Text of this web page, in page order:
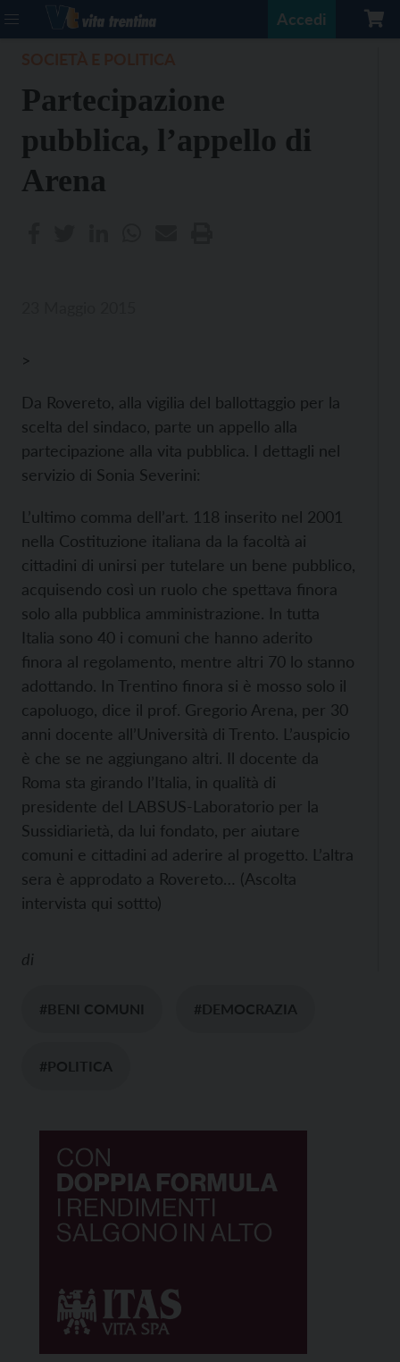
Accedi
Partecipazione
pubblica, l’appello di
Arena
>
Da Rovereto, alla vigilia del ballottaggio per la
scelta del sindaco, parte un appello alla
partecipazione alla vita pubblica. I dettagli nel
servizio di Sonia Severini:
L’ultimo comma dell’art. 118 inserito nel 2001
nella Costituzione italiana da la facoltà ai
cittadini di unirsi per tutelare un bene pubblico,
acquisendo così un ruolo che spettava finora
solo alla pubblica amministrazione. In tutta
Italia sono 40 i comuni che hanno aderito
finora al regolamento, mentre altri 70 lo stanno
adottando. In Trentino finora si è mosso solo il
capoluogo, dice il prof. Gregorio Arena, per 30
anni docente all’Università di Trento. L’auspicio
è che se ne aggiungano altri. Il docente da
Roma sta girando l’Italia, in qualità di
presidente del LABSUS-Laboratorio per la
Sussidiarietà, da lui fondato, per aiutare
comuni e cittadini ad aderire al progetto. L’altra
sera è approdato a Rovereto… (Ascolta
intervista qui sottto)
di
#BENI COMUNI #DEMOCRAZIA
#POLITICA